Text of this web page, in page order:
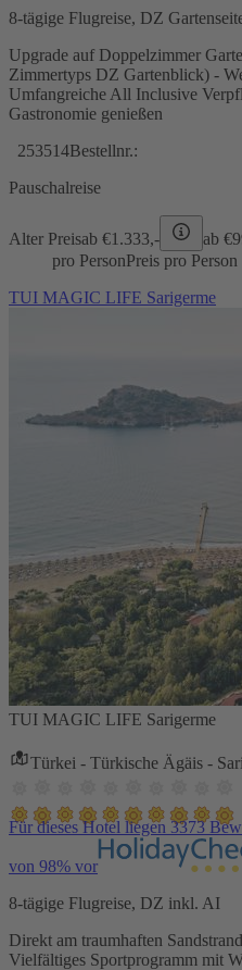
8-tägige Flugreise, DZ
Upgrade auf Doppelzimmer
Zimmertyps DZ Gartenblick) -
Umfangreiche All Inclusive
Gastronomie genießen
253514Bestellnr.:
Pauschalreise
Alter Preisab €1.333,- ab €
pro PersonPreis pro Person
TUI MAGIC LIFE Sarigerme
TUI MAGIC LIFE Sarigerme
Türkei - Türkische Ägäis -
Für dieses Hotel liegen 3373
von 98% vor
8-tägige Flugreise, DZ inkl. AI
Direkt am traumhaften
Vielfältiges Sportprogramm mit